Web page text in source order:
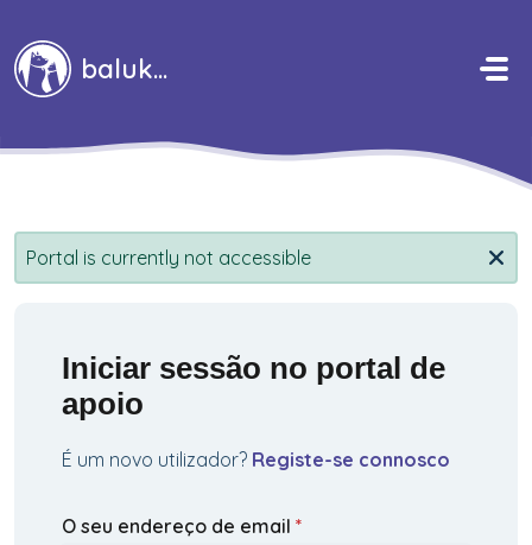
baluka
Portal is currently not accessible
Iniciar sessão no portal de
apoio
É um novo utilizador? Registe-se connosco
O seu endereço de email *